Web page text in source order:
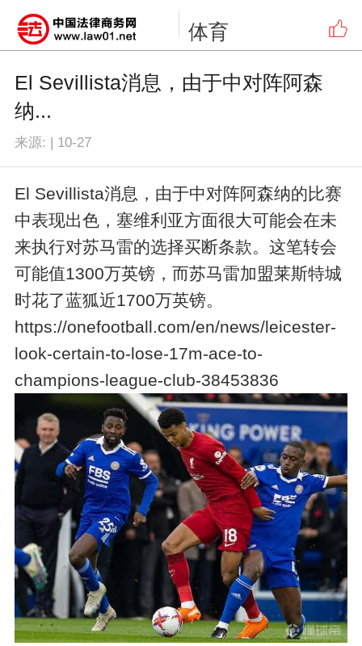
体育
El Sevillista消息，由于中对阵阿森
纳...
来源: | 10-27
El Sevillista消息，由于中对阵阿森纳的比赛
中表现出色，塞维利亚方面很大可能会在未
来执行对苏马雷的选择买断条款。这笔转会
可能值1300万英镑，而苏马雷加盟莱斯特城
时花了蓝狐近1700万英镑。
https://onefootball.com/en/news/leicester-
look-certain-to-lose-17m-ace-to-
champions-league-club-38453836